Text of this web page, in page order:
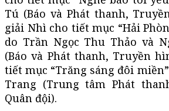
Tú (Báo và Phát thanh,
giải Nhì cho tiết mục “Hải
do Trần Ngọc Thu Thảo và
(Báo và Phát thanh, Truyền
tiết mục “Trăng sáng đôi
Trang (Trung tâm Phát
Quân đội).